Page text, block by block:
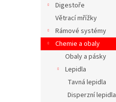
Digestoře
Větrací mřížky
Rámové systémy
Chemie a obaly
Obaly a pásky
Lepidla
Tavná lepidla
Disperzní lepidla